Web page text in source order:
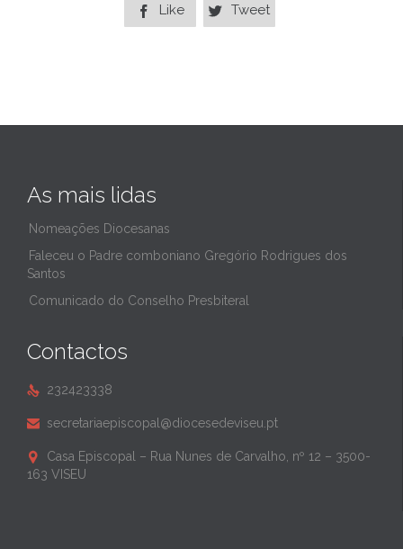
 Like  Tweet
As mais lidas
Nomeações Diocesanas
Faleceu o Padre comboniano Gregório Rodrigues dos
Santos
Comunicado do Conselho Presbiteral
Contactos
 232423338
 secretariaepiscopal@diocesedeviseu.pt

Casa Episcopal – Rua Nunes de Carvalho, nº 12 – 3500-
163 VISEU